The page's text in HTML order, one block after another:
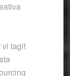
vi tagit